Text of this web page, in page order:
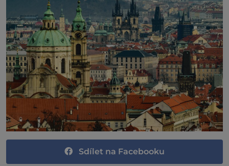
Sdílet na Facebooku